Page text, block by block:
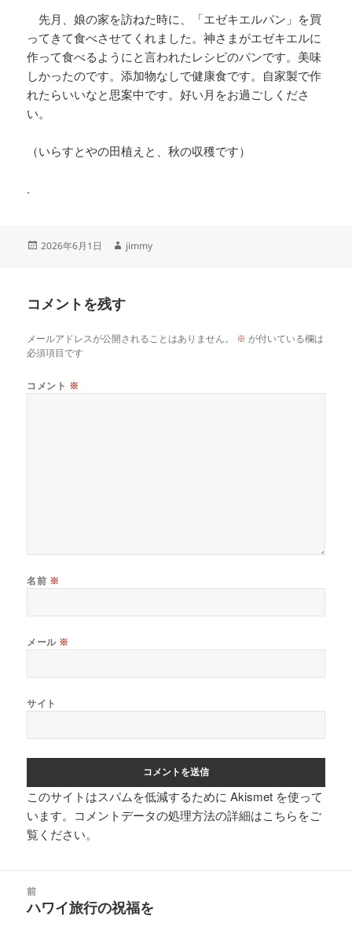
先月、娘の家を訪ねた時に、「エゼキエルパン」を買
ってきて食べさせてくれました。神さまがエゼキエルに
作って食べるようにと言われたレシピのパンです。美味
しかったのです。添加物なしで健康食です。自家製で作
れたらいいなと思案中です。好い月をお過ごしくださ
い。
（いらすとやの田植えと、秋の収穫です）
.
投
2026年6月1日
作
jimmy
コメントを残す
メールアドレスが公開されることはありません。 ※ が付いている欄は
必須項目です
コメント ※
名前 ※
メール ※
サイト
このサイトはスパムを低減するために Akismet を使って
います。 コメントデータの処理方法の詳細はこちらをご
覧ください。
前
前
ハワイ旅行の祝福を